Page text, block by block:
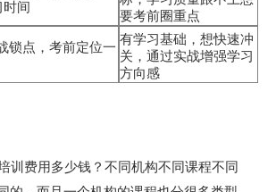
间
要考前圈重点
锁点，考前定位一
有学习基础，想快速冲
关，通过实战增强学习
方向感
训费用多少钱？不同机构不同课程不同